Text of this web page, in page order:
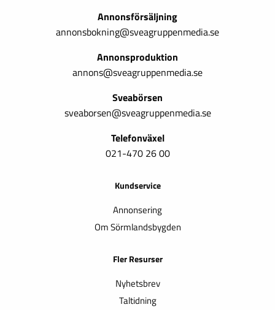
Annonsförsäljning
annonsbokning@sveagruppenmedia.se
Annonsproduktion
annons@sveagruppenmedia.se
Sveabörsen
sveaborsen@sveagruppenmedia.se
Telefonväxel
021-470 26 00
Kundservice
Annonsering
Om Sörmlandsbygden
Fler Resurser
Nyhetsbrev
Taltidning